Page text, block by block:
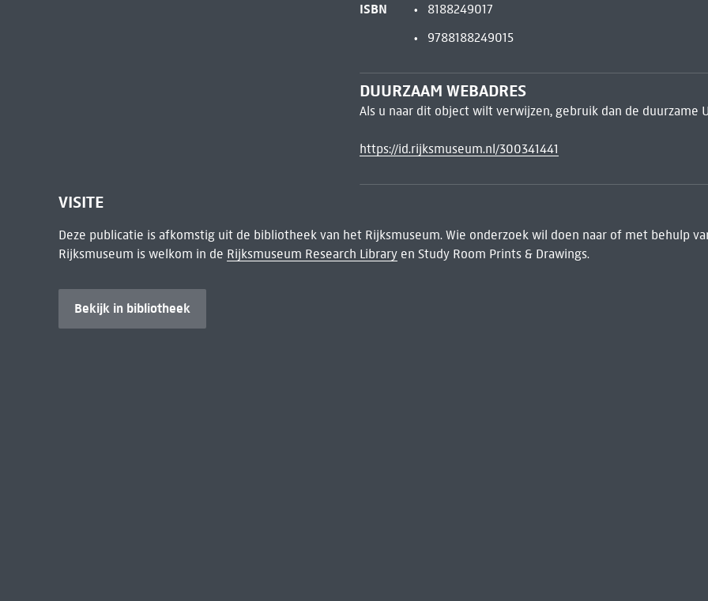
ISBN
8188249017
9788188249015
DUURZAAM WEBADRES
Als u naar dit object wilt verwijzen, gebruik dan de duurzame
https://id.rijksmuseum.nl/300341441
VISITE
Deze publicatie is afkomstig uit de bibliotheek van het Rijksmuseum. Wie onderzoek wil doen naar of met behulp
Rijksmuseum is welkom in de Rijksmuseum Research Libraryen Study Room Prints & Drawings.
Bekijk in bibliotheek